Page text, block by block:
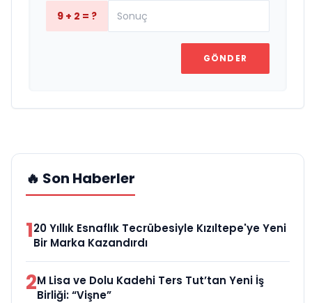
9 + 2 = ?
GÖNDER
🔥 Son Haberler
120 Yıllık Esnaflık Tecrübesiyle Kızıltepe'ye Yeni
Bir Marka Kazandırdı
2M Lisa ve Dolu Kadehi Ters Tut’tan Yeni İş
Birliği: “Vişne”